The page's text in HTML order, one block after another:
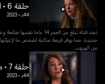
حلقة 6 • احتجاز واختفاء تانيا كاتش
44د •
2023
تجد فتاة تبلغ من العمر 14
من الهروب.
حلقة 7 • من قتل فتياتنا
44د •
2023